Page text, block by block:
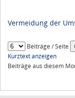
Vermeidung der
Beiträge / Seite
Kurztext anzeigen
Beiträge aus diesem